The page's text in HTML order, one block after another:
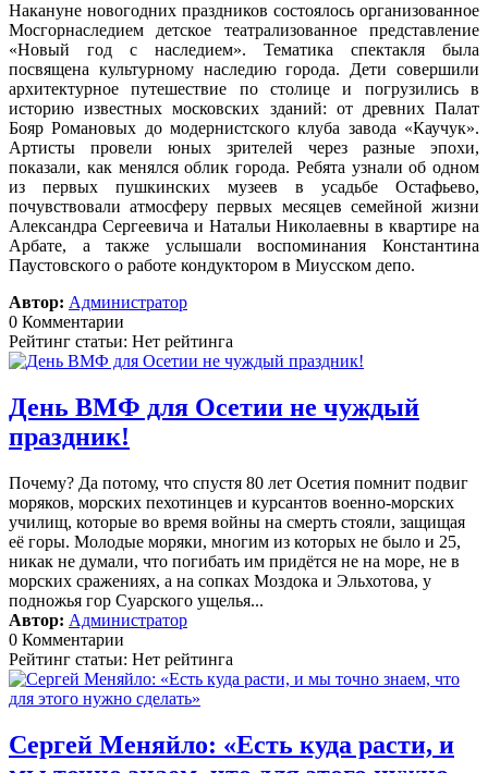
Накануне новогодних праздников состоялось организованное
Мосгорнаследием детское театрализованное представление
«Новый год с наследием».
Тематика спектакля была
посвящена культурному наследию города. Дети совершили
архитектурное путешествие по столице и погрузились в
историю известных московских зданий: от древних Палат
Бояр Романовых до модернистского клуба завода «Каучук».
Артисты провели юных зрителей через разные эпохи,
показали, как менялся облик города. Ребята узнали об одном
из первых пушкинских музеев в усадьбе Остафьево,
почувствовали атмосферу первых месяцев семейной жизни
Александра Сергеевича и Натальи Николаевны в квартире на
Арбате, а также услышали воспоминания Константина
Паустовского о работе кондуктором в Миусском депо.
Автор: Администратор
0 Комментарии
Рейтинг статьи: Нет рейтинга
День ВМФ для Осетии не чуждый
праздник!
Почему? Да потому, что спустя 80 лет Осетия помнит подвиг
моряков, морских пехотинцев и курсантов военно-морских
училищ, которые во время войны на смерть стояли, защищая
её горы. Молодые моряки, многим из которых не было и 25,
никак не думали, что погибать им придётся не на море, не в
морских сражениях, а на сопках Моздока и Эльхотова, у
подножья гор Суарского ущелья...
Автор: Администратор
0 Комментарии
Рейтинг статьи: Нет рейтинга
Сергей Меняйло: «Есть куда расти, и